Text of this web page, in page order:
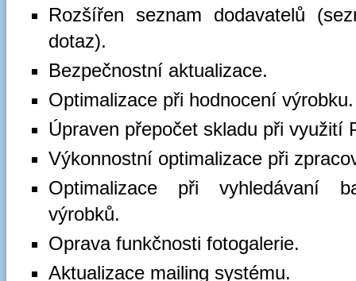
Rozšířen seznam dodavatelů
dotaz).
Bezpečnostní aktualizace.
Optimalizace při hodnocení výrobku.
Úpraven přepočet skladu při využití
Výkonnostní optimalizace při
Optimalizace při vyhledávaní
výrobků.
Oprava funkčnosti fotogalerie.
Aktualizace mailing systému.